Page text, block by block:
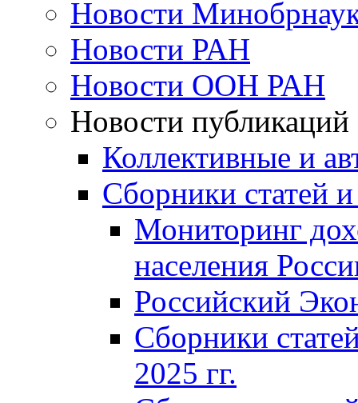
Новости
Новости РАН
Новости ООН РАН
Новости публикаций
Коллективные и
Сборники статей
Мониторинг
населения
Российский
Сборники
2025 гг.